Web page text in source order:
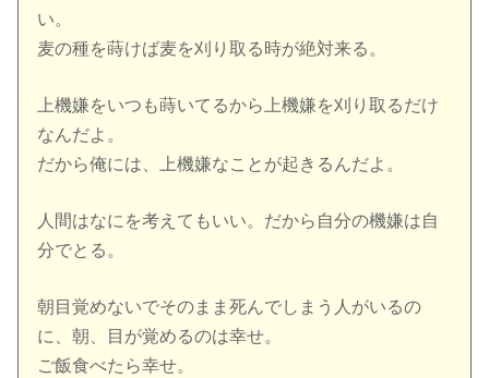
い。
麦の種を蒔けば麦を刈り取る時が絶対来る。
上機嫌をいつも蒔いてるから上機嫌を刈り取るだけ
なんだよ。
だから俺には、上機嫌なことが起きるんだよ。
人間はなにを考えてもいい。だから自分の機嫌は自
分でとる。
朝目覚めないでそのまま死んでしまう人がいるの
に、朝、目が覚めるのは幸せ。
ご飯食べたら幸せ。